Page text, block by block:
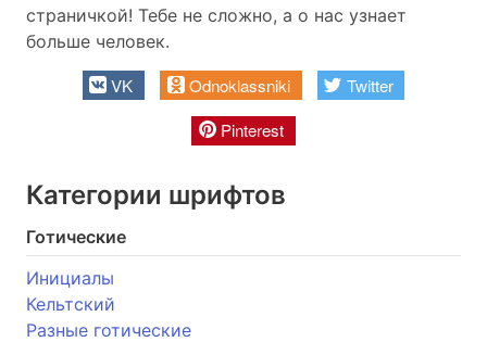
страничкой! Тебе не сложно, а о нас узнает
больше человек.
VK Odnoklassniki
Twitter
Pinterest
Категории шрифтов
Готические
Инициалы
Кельтский
Разные готические